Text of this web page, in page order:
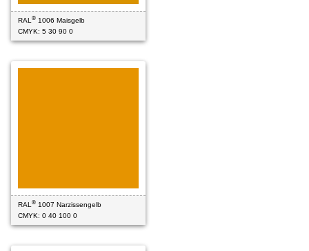
RAL® 1006 Maisgelb
CMYK: 5 30 90 0
RAL® 1007 Narzissengelb
CMYK: 0 40 100 0